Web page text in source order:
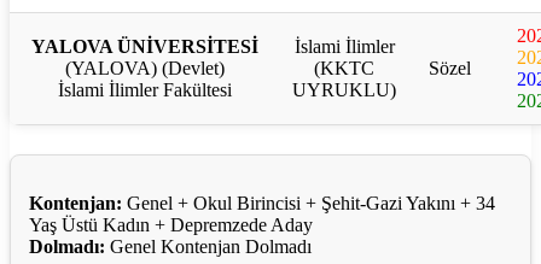
YALOVA ÜNİVERSİTESİ
(YALOVA) (Devlet)
İslami İlimler Fakültesi
İslami İlimler
(KKTC
UYRUKLU)
Sözel
Kontenjan: Genel + Okul Birincisi + Şehit-Gazi Yakını + 34
Yaş Üstü Kadın + Depremzede Aday
Dolmadı: Genel Kontenjan Dolmadı